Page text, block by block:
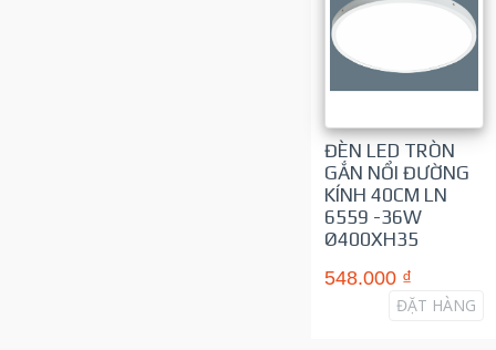
ĐÈN LED TRÒN
GẮN NỔI ĐƯỜNG
KÍNH 40CM LN
6559 -36W
Ø400XH35
548.000 ₫
ĐẶT HÀNG